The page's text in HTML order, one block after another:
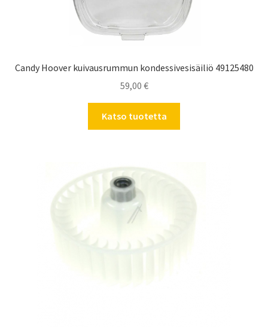
Candy Hoover kuivausrummun kondessivesisäiliö 49125480
59,00 €
Katso tuotetta